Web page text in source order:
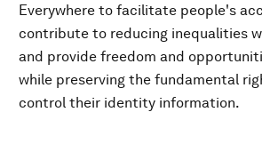
Everywhere to facilitate people's
contribute to reducing inequalities
and provide freedom and
while preserving the fundamental
control their identity information.